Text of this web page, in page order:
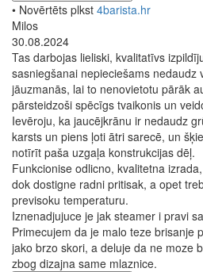
• Novērtēts plkst 4barista.hr
Milos
30.08.2024
Tas darbojas lieliski, kvalitatīvs
sasniegšanai nepieciešams nedaudz
jāuzmanās, lai to nenovietotu pārāk
pārsteidzoši spēcīgs tvaikonis un
Ievēroju, ka jaucējkrānu ir nedaudz
karsts un piens ļoti ātri sarecē, un
notīrīt paša uzgaļa konstrukcijas dēļ.
Funkcionise odlicno, kvalitetna
dok dostigne radni pritisak, a opet
previsoku temperaturu.
Iznenadjujuce je jak steamer i pravi
Primecujem da je malo teze brisanje
jako brzo skori, a deluje da ne moze
zbog dizajna same mlaznice.